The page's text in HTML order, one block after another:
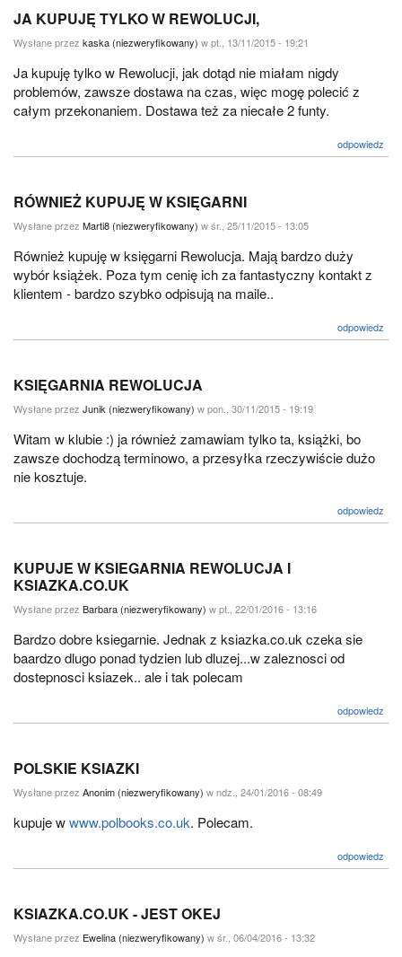
JA KUPUJĘ TYLKO W REWOLUCJI,
Wysłane przez kaska (niezweryfikowany) w pt., 13/11/2015 - 19:21
Ja kupuję tylko w Rewolucji, jak dotąd nie miałam nigdy
problemów, zawsze dostawa na czas, więc mogę polecić z
całym przekonaniem. Dostawa też za niecałe 2 funty.
odpowiedz
RÓWNIEŻ KUPUJĘ W KSIĘGARNI
Wysłane przez Marti8 (niezweryfikowany) w śr., 25/11/2015 - 13:05
Również kupuję w księgarni Rewolucja. Mają bardzo duży
wybór książek. Poza tym cenię ich za fantastyczny kontakt z
klientem - bardzo szybko odpisują na maile..
odpowiedz
KSIĘGARNIA REWOLUCJA
Wysłane przez Junik (niezweryfikowany) w pon., 30/11/2015 - 19:19
Witam w klubie :) ja również zamawiam tylko ta, książki, bo
zawsze dochodzą terminowo, a przesyłka rzeczywiście dużo
nie kosztuje.
odpowiedz
KUPUJE W KSIEGARNIA REWOLUCJA I
KSIAZKA.CO.UK
Wysłane przez Barbara (niezweryfikowany) w pt., 22/01/2016 - 13:16
Bardzo dobre ksiegarnie. Jednak z ksiazka.co.uk czeka sie
baardzo dlugo ponad tydzien lub dluzej...w zaleznosci od
dostepnosci ksiazek.. ale i tak polecam
odpowiedz
POLSKIE KSIAZKI
Wysłane przez Anonim (niezweryfikowany) w ndz., 24/01/2016 - 08:49
kupuje wwww.polbooks.co.uk. Polecam.
odpowiedz
KSIAZKA.CO.UK - JEST OKEJ
Wysłane przez Ewelina (niezweryfikowany) w śr., 06/04/2016 - 13:32